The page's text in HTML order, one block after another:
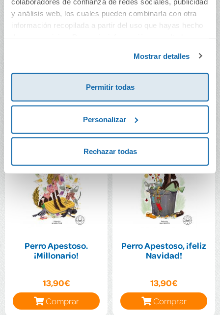
y análisis web, los cuales pueden combinarla con otra
información recopilada a partir del uso que hayas hecho
Mostrar detalles
Permitir todas
Personalizar
Rechazar todas
Perro Apestoso en la
13,90€
Perro Apestoso ¡Feliz
13,90€
Perro Apestoso.
¡Millonario!
13,90€
Comprar
Perro Apestoso, ¡feliz
Navidad!
13,90€
Comprar